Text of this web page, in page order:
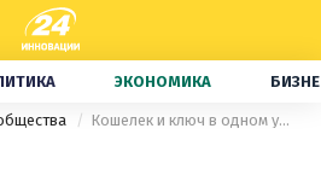
ЭКОНОМИКА
Кошелек и ключ в одном устройстве: в Японии продают разумные кольца с чипом